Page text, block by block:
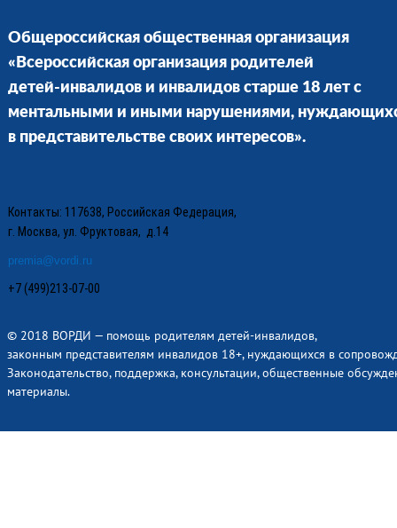
Общероссийская общественная организация
«Всероссийская организация родителей
детей-инвалидов и инвалидов старше 18 лет с
ментальными и иными нарушениями,
в представительстве своих интересов».
Контакты: 117638, Российская Федерация,
г. Москва, ул. Фруктовая, д.14
premia@vordi.ru
+7 (499)213-07-00
© 2018 ВОРДИ — помощь родителям детей-инвалидов,
законным представителям инвалидов 18+, нуждающихся в
Законодательство, поддержка, консультации, общественные
материалы.